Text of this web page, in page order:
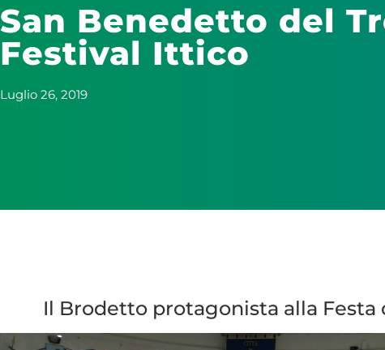
San Benedetto del
Festival Ittico
Luglio 26, 2019
Il Brodetto protagonista alla